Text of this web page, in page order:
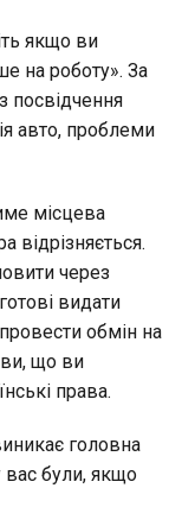
якщо ви
на роботу». За
посвідчення
авто, проблеми
місцева
відрізняється.
через
видати
обмін на
що ви
права.
головна
вас були, якщо